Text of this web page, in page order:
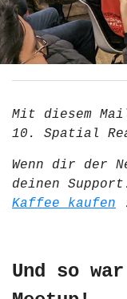
Mit diesem
10. Spatial
Wenn dir der
deinen
Kaffee kaufen
Und so